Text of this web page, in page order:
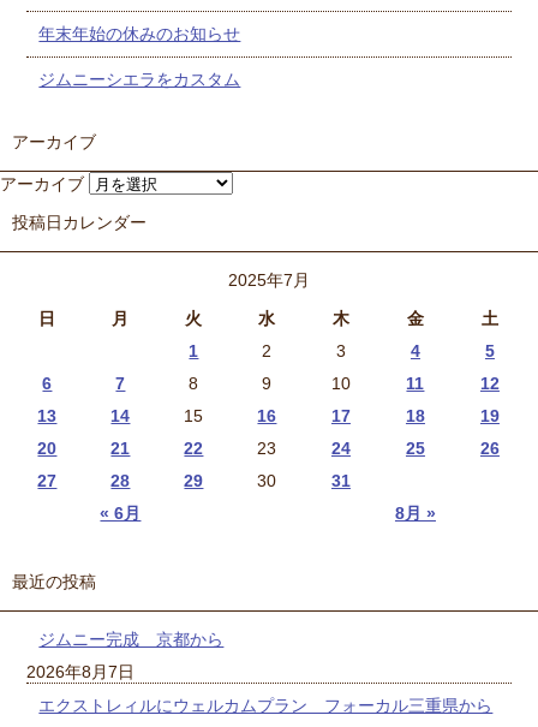
年末年始の休みのお知らせ
ジムニーシエラをカスタム
アーカイブ
アーカイブ
投稿日カレンダー
2025年7月
日
月 火 水 木 金 土
« 6月 8月 »
1 2 3 4
5
6
7 8 9 10 11
12
13
14 15 16 17 18
19
20
21 22 23 24 25
26
27
28 29 30 31
最近の投稿
ジムニー完成 京都から
2026年8月7日
エクストレィルにウェルカムプラン フォーカル三重県から